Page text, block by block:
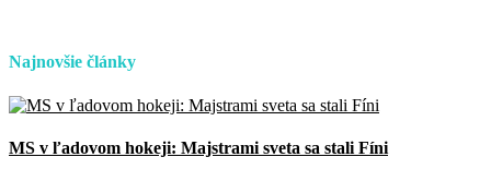
Najnovšie články
MS v ľadovom hokeji: Majstrami sveta sa stali Fíni